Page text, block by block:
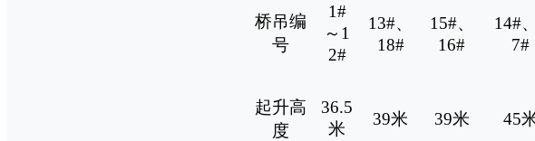
桥吊编
号
1#
～ 1
2#
13#、
18#
15#、
16#
14#、
7#
起升高
度
36.5
米
39米 39米 45